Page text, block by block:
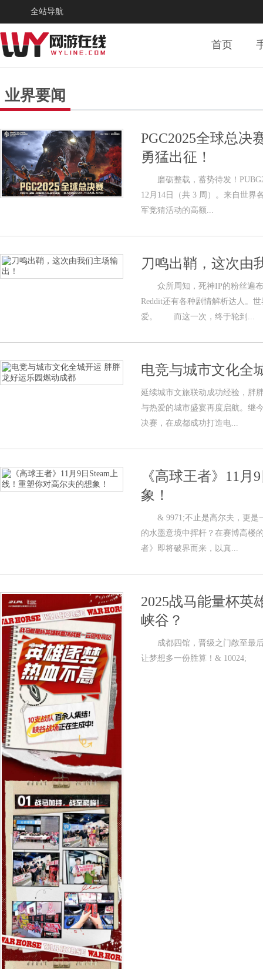
全站导航
首页
业界要闻
PGC2025全球总决
勇猛出征！
磨砺整载，蓄势待发！
12月14日（共 3 周）。来自世界
军竞猜活动的高额...
刀鸣出鞘，这次由
众所周知，死神IP的粉丝遍布
Reddit还有各种剧情解析达人。
爱。 而这一次，终于轮到...
电竞与城市文化全
延续城市文旅联动成功经验，
与热爱的城市盛宴再度启航。继
决赛，在成都成功打造电...
《高球王者》11
象！
& 9971;不止是高尔夫，更是
的水墨意境中挥杆？在赛博高楼
者》即将破界而来，以真...
2025战马能量杯英
峡谷？
成都四馆，晋级之门敞至最
让梦想多一份胜算！& 10024;